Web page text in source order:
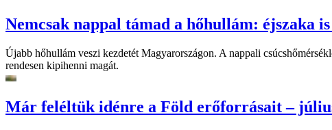
Nemcsak nappal támad a hőhullám: éjszaka
Újabb hőhullám veszi kezdetét Magyarországon. A nappali
rendesen kipihenni magát.
Már feléltük idénre a Föld erőforrásait –